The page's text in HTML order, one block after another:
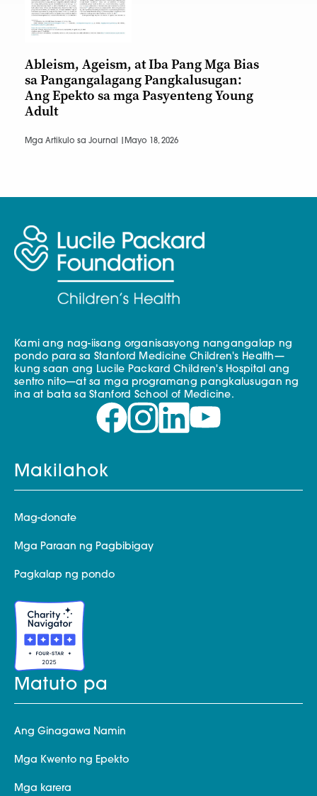
Ableism, Ageism, at Iba Pang Mga Bias
sa Pangangalagang Pangkalusugan:
Ang Epekto sa mga Pasyenteng Young
Adult
Mga Artikulo sa Journal | Mayo 18, 2026
Kami ang nag-iisang organisasyong nangangalap ng
pondo para sa Stanford Medicine Children's Health—
kung saan ang Lucile Packard Children's Hospital ang
sentro nito—at sa mga programang pangkalusugan ng
ina at bata sa Stanford School of Medicine.
Makilahok
Mag-donate
Mga Paraan ng Pagbibigay
Pagkalap ng pondo
Matuto pa
Ang Ginagawa Namin
Mga Kwento ng Epekto
Mga karera